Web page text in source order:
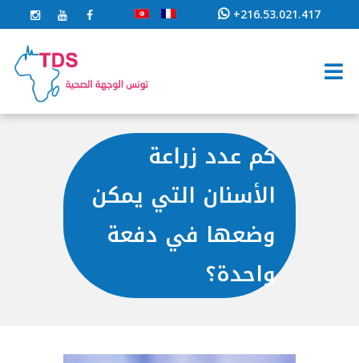
+216.53.021.417
كم عدد زراعة
الأسنان التي يمكن
وضعها في دفعة
واحدة؟